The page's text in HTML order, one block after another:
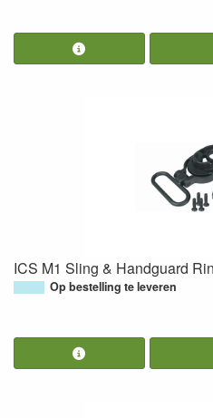
ICS M1 Sling & Handguard
Op bestelling te leveren